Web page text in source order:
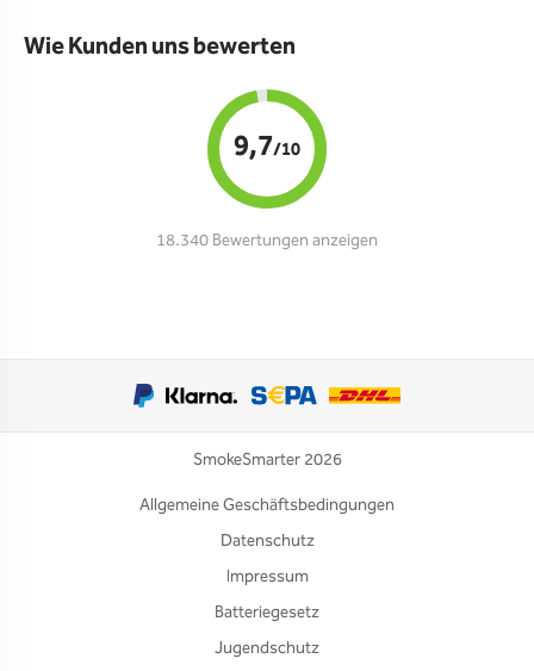
Wie Kunden uns bewerten
9,7/10
18.340 Bewertungen anzeigen
SmokeSmarter 2026
Allgemeine Geschäftsbedingungen
Datenschutz
Impressum
Batteriegesetz
Jugendschutz